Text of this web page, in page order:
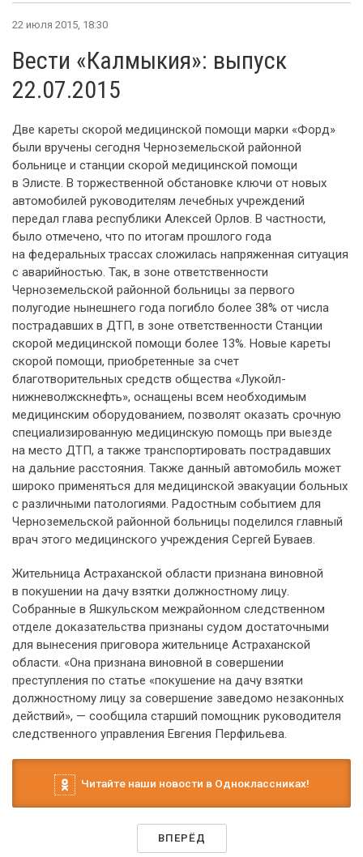
22 июля 2015, 18:30
Вести «Калмыкия»: выпуск
22.07.2015
Две кареты скорой медицинской помощи марки «Форд»
были вручены сегодня Черноземельской районной
больнице и станции скорой медицинской помощи
в Элисте. В торжественной обстановке ключи от новых
автомобилей руководителям лечебных учреждений
передал глава республики Алексей Орлов. В частности,
было отмечено, что по итогам прошлого года
на федеральных трассах сложилась напряженная ситуация
с аварийностью. Так, в зоне ответственности
Черноземельской районной больницы за первого
полугодие нынешнего года погибло более 38% от числа
пострадавших в ДТП, в зоне ответственности Станции
скорой медицинской помощи более 13%. Новые кареты
скорой помощи, приобретенные за счет
благотворительных средств общества «Лукойл-
нижневолжскнефть», оснащены всем необходимым
медицинским оборудованием, позволят оказать срочную
специализированную медицинскую помощь при выезде
на место ДТП, а также транспортировать пострадавших
на дальние расстояния. Также данный автомобиль может
широко применяться для медицинской эвакуации больных
с различными патологиями. Радостным событием для
Черноземельской районной больницы поделился главный
врач этого медицинского учреждения Сергей Буваев.
Жительница Астраханской области признана виновной
в покушении на дачу взятки должностному лицу.
Собранные в Яшкульском межрайонном следственном
отделе доказательства признаны судом достаточными
для вынесения приговора жительнице Астраханской
области. «Она признана виновной в совершении
преступления по статье «покушение на дачу взятки
должностному лицу за совершение заведомо незаконных
действий», — сообщила старший помощник руководителя
следственного управления Евгения Перфильева.
Читайте наши новости в Одноклассниках!
ВПЕРЁД